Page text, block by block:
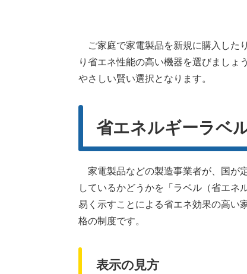
ご家庭で家電製品を新規に購入した
り省エネ性能の高い機器を選びましょ
やさしい賢い選択となります。
省エネルギーラベ
家電製品などの製造事業者が、国が
しているかどうかを「ラベル（省エネ
易く示すことによる省エネ効果の高い
格の制度です。
表示の見方